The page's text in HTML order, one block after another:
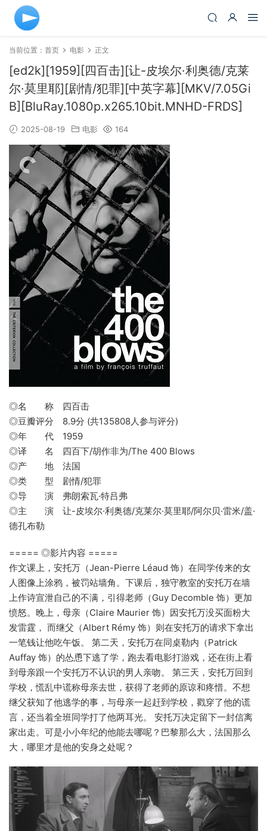
当前位置： 首页 电影 正文
[ed2k][1959][四百击][让-皮埃尔·利奥德/克莱
尔·莫里耶][剧情/犯罪][中英字幕][MKV/7.05Gi
B][BluRay.1080p.x265.10bit.MNHD-FRDS]
2025-08-19 电影 164
◎名 称 四百击
◎豆瓣评分 8.9分 (共135808人参与评分)
◎年 代 1959
◎译 名 四百下/胡作非为/The 400 Blows
◎产 地 法国
◎类 型 剧情/犯罪
◎导 演 弗朗索瓦·特吕弗
◎主 演 让-皮埃尔·利奥德/克莱尔·莫里耶/阿尔贝·雷米/盖·
德孔布勒
===== ◎影片内容 =====
作文课上，安托万（Jean-Pierre Léaud 饰）在同学传来的女
人图像上涂鸦，被罚站墙角。下课后，独守教室的安托万在墙
上作诗宣泄自己的不满，引得老师（Guy Decomble 饰）更加
愤怒。晚上，母亲（Claire Maurier 饰）因安托万没买面粉大
发雷霆， 而继父（Albert Rémy 饰）则在安托万的请求下拿出
一笔钱让他吃午饭。 第二天，安托万在同桌勒内（Patrick
Auffay 饰）的怂恿下逃了学，跑去看电影打游戏，还在街上看
到母亲跟一个安托万不认识的男人亲吻。 第三天，安托万回到
学校，慌乱中谎称母亲去世，获得了老师的原谅和疼惜。不想
继父获知了他逃学的事，与母亲一起赶到学校，戳穿了他的谎
言，还当着全班同学打了他两耳光。 安托万决定留下一封信离
家出走。可是小小年纪的他能去哪呢？巴黎那么大，法国那么
大，哪里才是他的安身之处呢？